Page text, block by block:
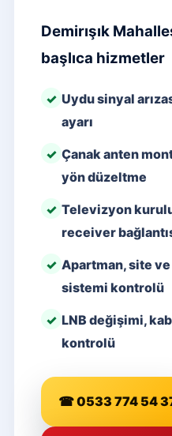
Demirışık
başlıca hizmetler
Uydu sinyal
ayarı
Çanak anten
yön düzeltme
Televizyon
receiver
Apartman, site
sistemi kontrolü
LNB değişimi,
kontrolü
☎ 0533 774 54